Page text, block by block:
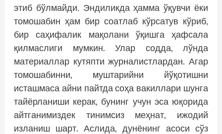
этиб бўлмайди. Эндиликда ҳамма ўқувчи ёки
томошабин ҳам бир соатлаб кўрсатув кўриб,
бир саҳифалик мақолани ўқишга ҳафсала
қилмаслиги мумкин. Улар содда, лўнда
материаллар кутяпти журналистлардан. Агар
томошабинни, муштарийни йўқотишни
исташмаса айни пайтда соҳа вакиллари шунга
тайёрланиши керак, бунинг учун эса юқорида
айтганимиздек тинимсиз меҳнат, ижодий
изланиш шарт. Аслида, дунёнинг асоси сўз